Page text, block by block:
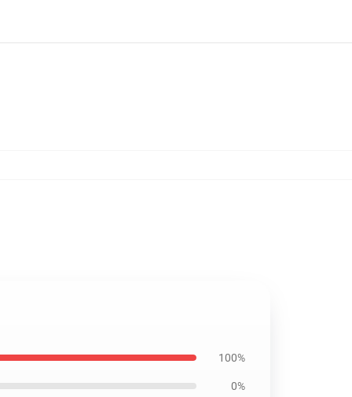
100%
0%